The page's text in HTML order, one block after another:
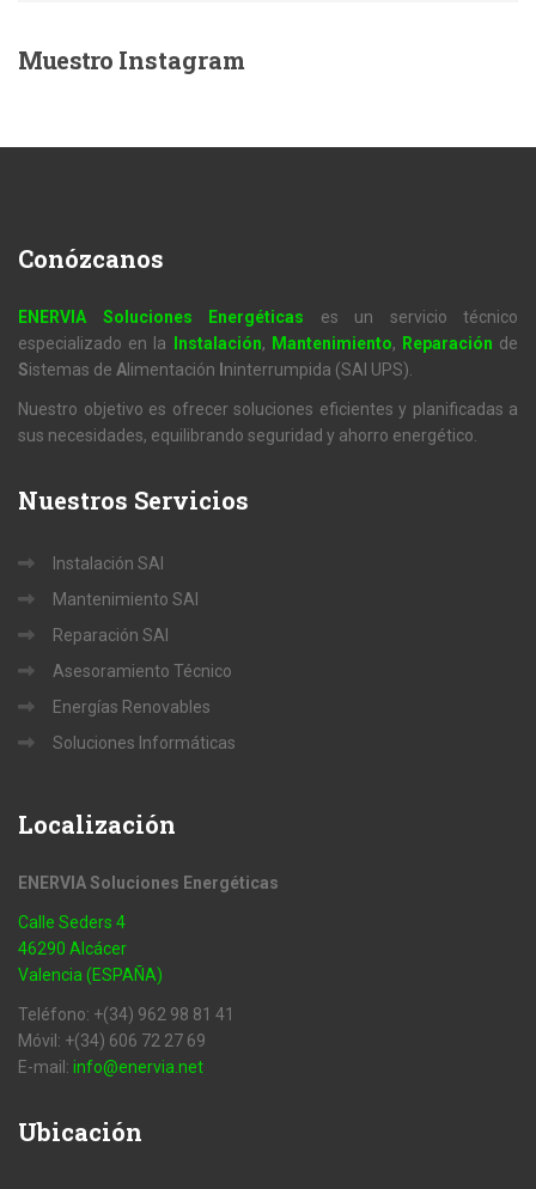
Muestro Instagram
Conózcanos
ENERVIA Soluciones Energéticas es un servicio técnico
especializado en la Instalación, Mantenimiento, Reparación de
Sistemas de Alimentación Ininterrumpida (SAI UPS).
Nuestro objetivo es ofrecer soluciones eficientes y planificadas a
sus necesidades, equilibrando seguridad y ahorro energético.
Nuestros Servicios
Instalación SAI
Mantenimiento SAI
Reparación SAI
Asesoramiento Técnico
Energías Renovables
Soluciones Informáticas
Localización
ENERVIA Soluciones Energéticas
Calle Seders 4
46290 Alcácer
Valencia (ESPAÑA)
Teléfono: +(34) 962 98 81 41
Móvil: +(34) 606 72 27 69
E-mail: info@enervia.net
Ubicación